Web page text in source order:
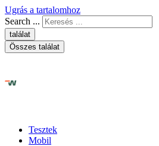
Ugrás a tartalomhoz
Search ...
találat
Összes találat
Tesztek
Mobil